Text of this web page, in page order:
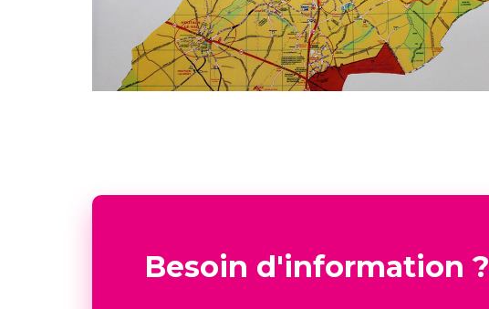
Besoin d'information ?